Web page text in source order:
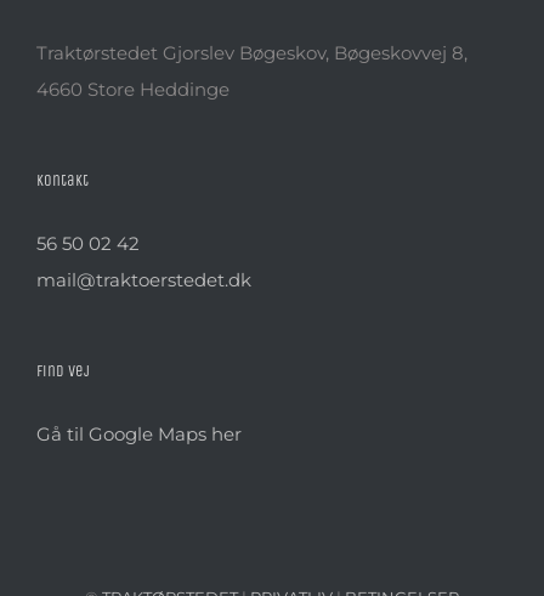
Traktørstedet Gjorslev Bøgeskov, Bøgeskovvej 8,
4660 Store Heddinge
Kontakt
56 50 02 42
mail@traktoerstedet.dk
Find vej
Gå til Google Maps her